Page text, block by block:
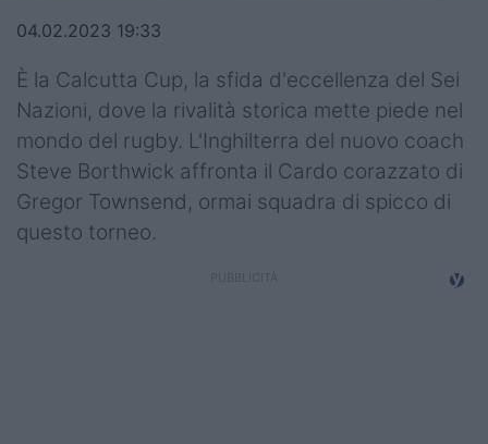
Champions Cup
Challenge Cup
World Rugby
Rugby World Cup
Super Rugby
04.02.2023 19:33
È la Calcutta Cup, la sfida d'eccellenza del Sei
Nazioni, dove la rivalità storica mette piede nel
mondo del rugby. L'Inghilterra del nuovo coach
Steve Borthwick affronta il Cardo corazzato di
Gregor Townsend, ormai squadra di spicco di
questo torneo.